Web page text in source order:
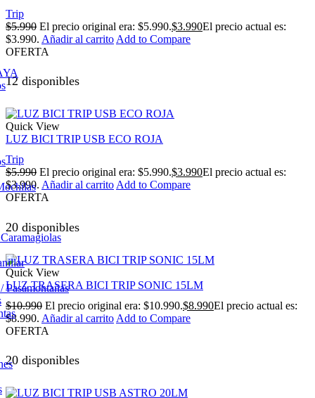
Pasamontañas
Trip
$5.990 El precio original era: $5.990.$3.990El precio actual es:
$3.990. Añadir al carrito Add to Compare
OFERTA
12 disponibles
Quick View
LUZ BICI TRIP USB ECO ROJA
Trip
$5.990 El precio original era: $5.990.$3.990El precio actual es:
$3.990. Añadir al carritoAdd to Compare
OFERTA
20 disponibles
Quick View
LUZ TRASERA BICI TRIP SONIC 15LM
$10.990 El precio original era: $10.990.$8.990El precio actual es:
$8.990. Añadir al carrito Add to Compare
OFERTA
20 disponibles